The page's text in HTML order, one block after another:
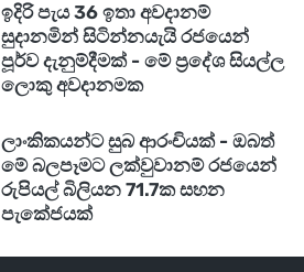
ඉදිරි පැය 36 ඉතා අවදානම්
සුදානමින් සිටින්නයැයි රජයෙන්
පූර්ව දැනුම්දීමක් - මේ ප්‍රදේශ සියල්ල
ලොකු අවදානමක
ලාංකිකයන්ට සුබ ආරංචියක් - ඔබත්
මේ බලපෑමට ලක්වුවානම් රජයෙන්
රුපියල් බිලියන 71.7ක සහන
පැකේජයක්